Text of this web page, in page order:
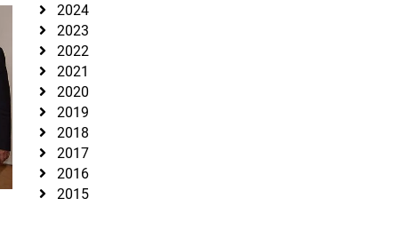
2024
2023
2022
2021
2020
2019
2018
2017
2016
2015